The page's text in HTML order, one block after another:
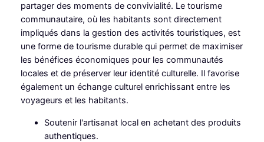
partager des moments de convivialité. Le tourisme
communautaire, où les habitants sont directement
impliqués dans la gestion des activités touristiques, est
une forme de tourisme durable qui permet de maximiser
les bénéfices économiques pour les communautés
locales et de préserver leur identité culturelle. Il favorise
également un échange culturel enrichissant entre les
voyageurs et les habitants.
Soutenir l'artisanat local en achetant des produits
authentiques.